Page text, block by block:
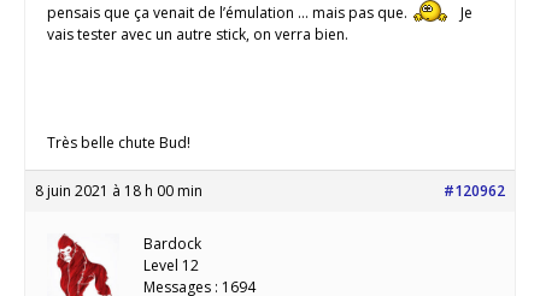
pensais que ça venait de l’émulation … mais pas que.
Je
vais tester avec un autre stick, on verra bien.
Très belle chute Bud!
8 juin 2021 à 18 h 00 min #120962
Bardock
Level 12
Messages : 1694